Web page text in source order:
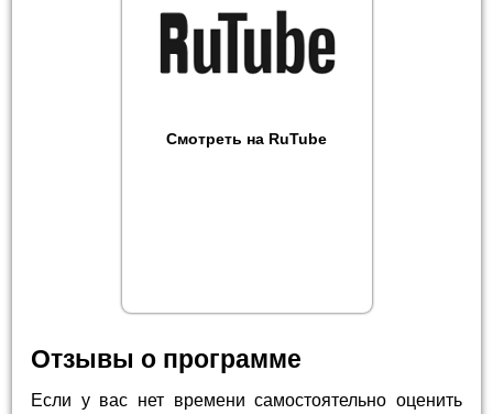
Смотреть на RuTube
Отзывы о программе
Если у вас нет времени самостоятельно оценить